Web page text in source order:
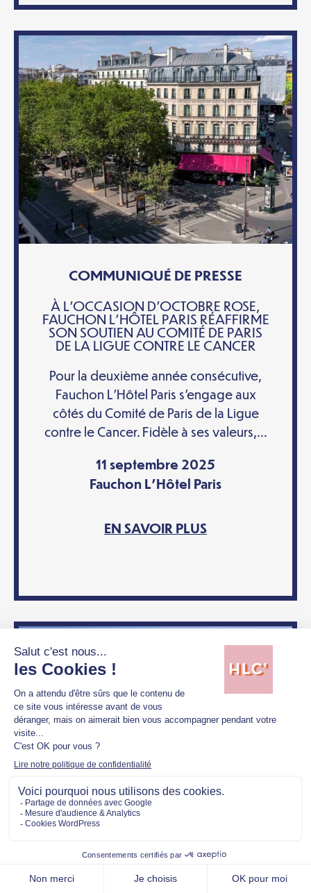
COMMUNIQUÉ DE PRESSE
À L’OCCASION D’OCTOBRE ROSE,
FAUCHON L’HÔTEL PARIS RÉAFFIRME
SON SOUTIEN AU COMITÉ DE PARIS
DE LA LIGUE CONTRE LE CANCER
Pour la deuxième année consécutive,
Fauchon L’Hôtel Paris s’engage aux
côtés du Comité de Paris de la Ligue
contre le Cancer. Fidèle à ses valeurs,...
11 septembre 2025
Fauchon L'Hôtel Paris
EN SAVOIR PLUS